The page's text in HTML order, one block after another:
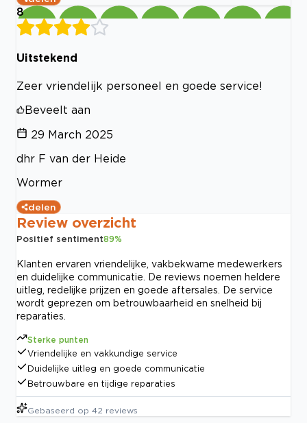
8
Uitstekend
Zeer vriendelijk personeel en goede service!
Beveelt aan
29 March 2025
dhr F van der Heide
Wormer
delen
Review overzicht
Positief sentiment89%
Klanten ervaren vriendelijke, vakbekwame medewerkers
en duidelijke communicatie. De reviews noemen heldere
uitleg, redelijke prijzen en goede aftersales. De service
wordt geprezen om betrouwbaarheid en snelheid bij
reparaties.
Sterke punten
Vriendelijke en vakkundige service
Duidelijke uitleg en goede communicatie
Betrouwbare en tijdige reparaties
Gebaseerd op 42 reviews